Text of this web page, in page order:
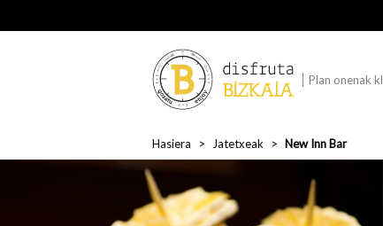
Plan onenak
Hasiera Jatetxeak New Inn Bar